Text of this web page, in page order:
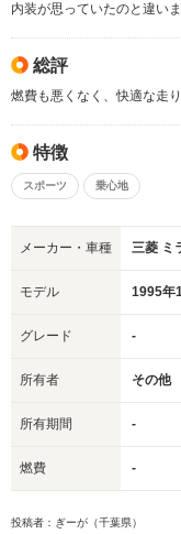
内装が思っていたのと違い
総評
燃費も悪くなく、快適な走
特徴
スポーツ 乗心地
メーカー・車種 三菱 ミ
モデル 1995年
グレード -
所有者 その他
所有期間 -
燃費 -
投稿者：ぎーが（千葉県）